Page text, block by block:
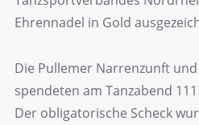
Ehrennadel in Gold
Die Pullemer Narrenzunft
spendeten am Tanzabend
Der obligatorische Scheck